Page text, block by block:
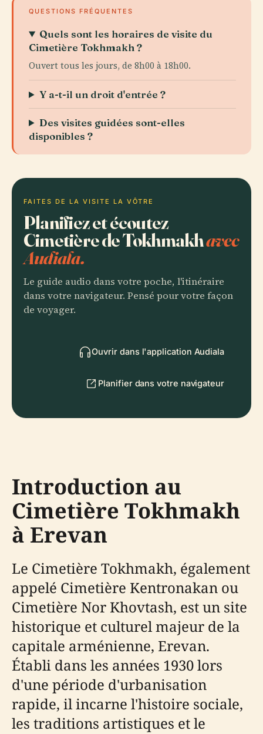
QUESTIONS FRÉQUENTES
Quels sont les horaires de visite du
Cimetière Tokhmakh ?
Ouvert tous les jours, de 8h00 à 18h00.
Y a-t-il un droit d'entrée ?
Des visites guidées sont-elles
disponibles ?
FAITES DE LA VISITE LA VÔTRE
Planifiez et écoutez
Cimetière de Tokhmakhavec
Audiala.
Le guide audio dans votre poche, l'itinéraire
dans votre navigateur. Pensé pour votre façon
de voyager.
Ouvrir dans l'application Audiala
Planifier dans votre navigateur
Introduction au
Cimetière Tokhmakh
à Erevan
Le Cimetière Tokhmakh, également
appelé Cimetière Kentronakan ou
Cimetière Nor Khovtash, est un site
historique et culturel majeur de la
capitale arménienne, Erevan.
Établi dans les années 1930 lors
d'une période d'urbanisation
rapide, il incarne l'histoire sociale,
les traditions artistiques et le